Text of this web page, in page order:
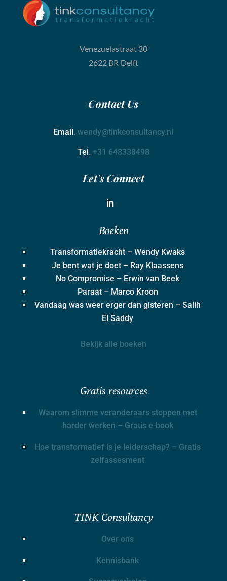
Venezuelastraat 30
2622 BR Delft
ContactUs
Email .wendy@tinkconsultancy.nl
Tel . +31 648338498
Let’s Connect
Boeken
Transformatiekracht – Wendy Kwaks
Je bent wat je doet – Ray Klaassens
No Compromise – Erwin van Beek
Paraat – Marco Kroon
Vandaag was weer erger dan gisteren – Salih
El Saddy
Bekijk alle boeken
Gratis resources
Waarom slimme veranderaars stoppen met
harder werken – Gratis e-book
Hoe transformatief is je leiderschap? – Gratis
zelfassesment
TINK Consultancy
Over ons
Kennisbank